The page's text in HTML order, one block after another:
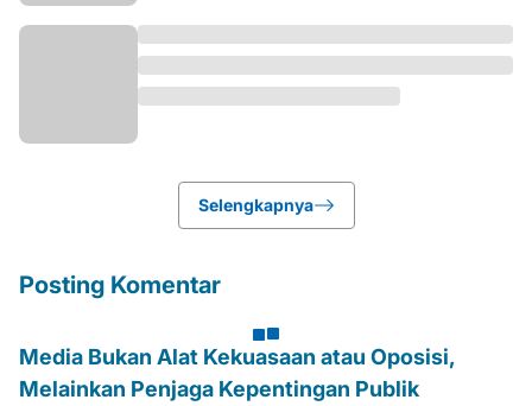
Selengkapnya
Posting Komentar
Media Bukan Alat Kekuasaan atau Oposisi,
Melainkan Penjaga Kepentingan Publik